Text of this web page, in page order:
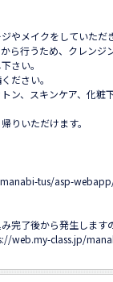
やメイクをしていただ
ら行うため、クレンジ
さい。
ださい。
ン、スキンケア、化粧
りいただけます。
tus/asp-
完了後から発生しま
web.my-class.jp/